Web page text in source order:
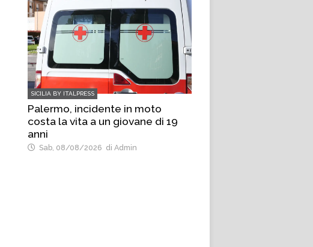
SICILIA BY ITALPRESS
Palermo, incidente in moto
costa la vita a un giovane di 19
anni
Sab, 08/08/2026 di Admin